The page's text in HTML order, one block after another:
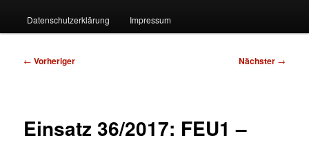
Datenschutzerklärung Impressum
Beitragsnavigation
← Vorheriger Nächster →
Einsatz 36/2017: FEU1 –